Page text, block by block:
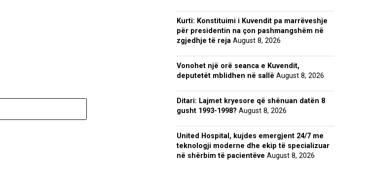
Kurti: Konstituimi i Kuvendit pa marrëveshje
për presidentin na çon pashmangshëm në
zgjedhje të reja August 8, 2026
Vonohet një orë seanca e Kuvendit,
deputetët mblidhen në sallë August 8, 2026
Ditari: Lajmet kryesore që shënuan datën 8
gusht 1993-1998? August 8, 2026
United Hospital, kujdes emergjent 24/7 me
teknologji moderne dhe ekip të specializuar
në shërbim të pacientëve August 8, 2026